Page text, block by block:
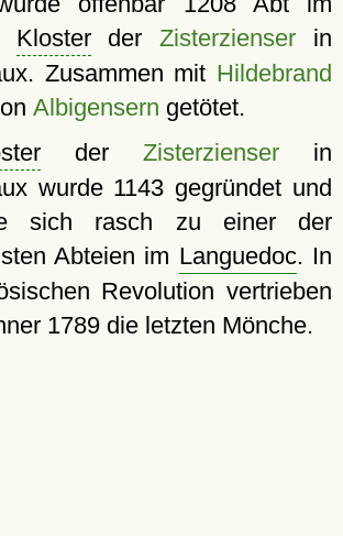
KlosterderZisterzienser in
Zusammen mit Hildebrand
Albigensern getötet.
der Zisterzienserin
wurde 1143 gegründet und
sich rasch zu einer der
Abteien im Languedoc. In
Revolution vertrieben
1789 die letzten Mönche.